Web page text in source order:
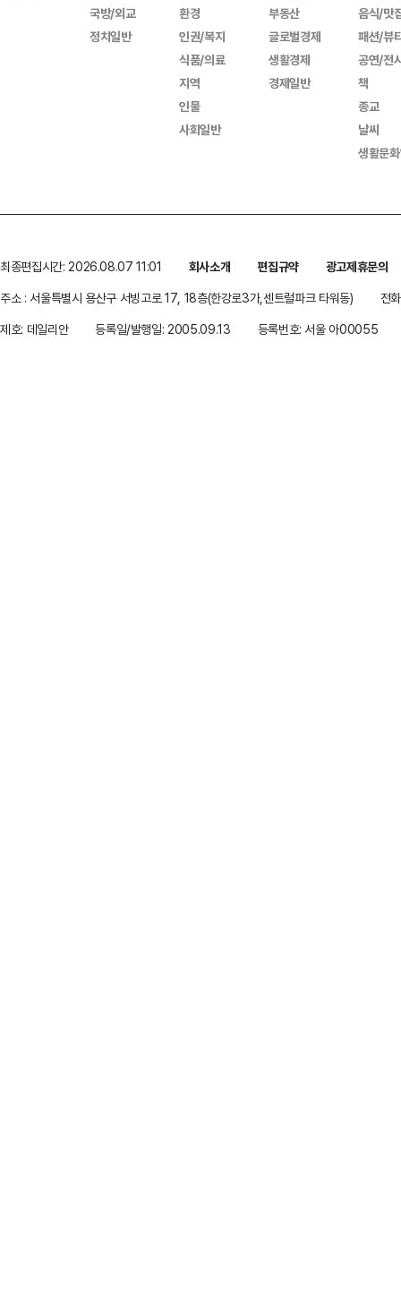
국방/외교
정치일반
환경
인권/복지
식품/의료
지역
인물
사회일반
부동산
글로벌경제
생활경제
경제일반
음식/맛
패션/뷰
공연/전
책
종교
날씨
생활문
최종편집시간: 2026.08.07 11:01 회사소개 편집규약
광고제휴문의
주소 : 서울특별시 용산구 서빙고로 17, 18층(한강로3가,센트럴파크 타워동)
전
제호: 데일리안
등록일/발행일: 2005.09.13 등록번호: 서울 아00055